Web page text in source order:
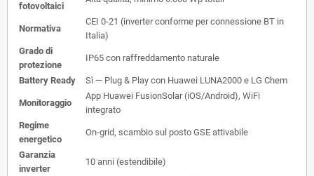
fotovoltaici
Normativa
CEI 0-21 (inverter conforme per connessione BT in
Italia)
Grado di
protezione
IP65 con raffreddamento naturale
Battery Ready Sì — Plug & Play con Huawei LUNA2000 e LG Chem
Monitoraggio
App Huawei FusionSolar (iOS/Android), WiFi
integrato
Regime
energetico
On-grid, scambio sul posto GSE attivabile
Garanzia
inverter
10 anni (estendibile)